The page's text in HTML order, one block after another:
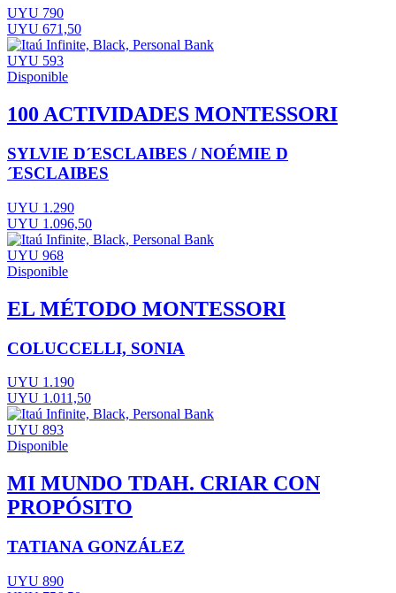
UYU 790
UYU 671,50
UYU 593
Disponible
100 ACTIVIDADES MONTESSORI
SYLVIE D´ESCLAIBES / NOÉMIE D
´ESCLAIBES
UYU 1.290
UYU 1.096,50
UYU 968
Disponible
EL MÉTODO MONTESSORI
COLUCCELLI, SONIA
UYU 1.190
UYU 1.011,50
UYU 893
Disponible
MI MUNDO TDAH. CRIAR CON
PROPÓSITO
TATIANA GONZÁLEZ
UYU 890